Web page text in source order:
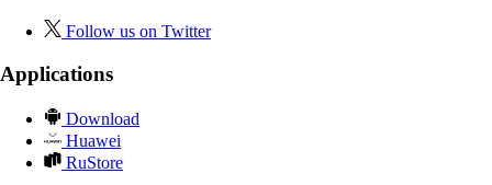
Follow us on Twitter
Applications
Download
Huawei
RuStore